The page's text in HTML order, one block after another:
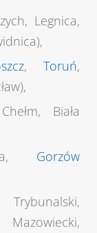
Legnica,
, Toruń,
Biała
Gorzów